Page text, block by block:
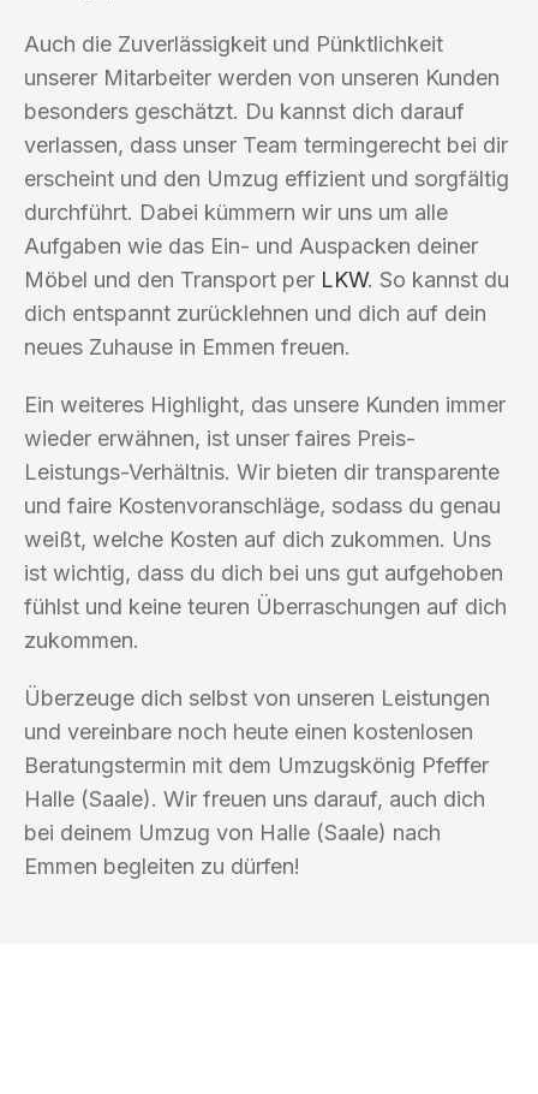
Auch die Zuverlässigkeit und Pünktlichkeit
unserer Mitarbeiter werden von unseren Kunden
besonders geschätzt. Du kannst dich darauf
verlassen, dass unser Team termingerecht bei dir
erscheint und den Umzug effizient und sorgfältig
durchführt. Dabei kümmern wir uns um alle
Aufgaben wie das Ein- und Auspacken deiner
Möbel und den Transport per LKW. So kannst du
dich entspannt zurücklehnen und dich auf dein
neues Zuhause in Emmen freuen.
Ein weiteres Highlight, das unsere Kunden immer
wieder erwähnen, ist unser faires Preis-
Leistungs-Verhältnis. Wir bieten dir transparente
und faire Kostenvoranschläge, sodass du genau
weißt, welche Kosten auf dich zukommen. Uns
ist wichtig, dass du dich bei uns gut aufgehoben
fühlst und keine teuren Überraschungen auf dich
zukommen.
Überzeuge dich selbst von unseren Leistungen
und vereinbare noch heute einen kostenlosen
Beratungstermin mit dem Umzugskönig Pfeffer
Halle (Saale). Wir freuen uns darauf, auch dich
bei deinem Umzug von Halle (Saale) nach
Emmen begleiten zu dürfen!